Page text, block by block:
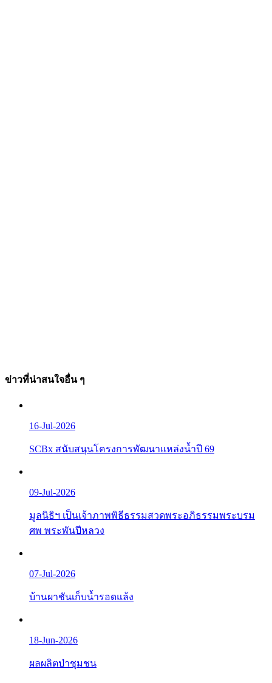
ข่าวที่น่าสนใจอื่น ๆ
16-Jul-2026
SCBx สนับสนุนโครงการพัฒนาแหล่งน้ำปี 69
09-Jul-2026
มูลนิธิฯ เป็นเจ้าภาพพิธีธรรมสวดพระอภิธรรมพระบรม
ศพ พระพันปีหลวง
07-Jul-2026
บ้านผาชันเก็บน้ำรอดแล้ง
18-Jun-2026
ผลผลิตป่าชุมชน